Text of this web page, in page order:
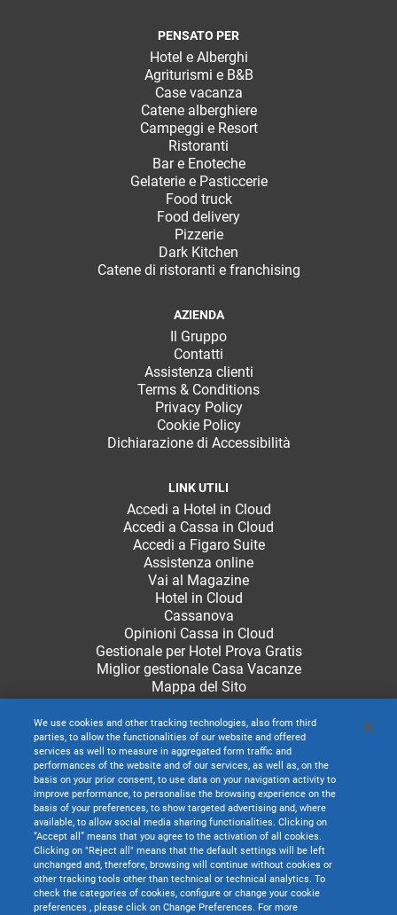
PENSATO PER
Hotel e Alberghi
Agriturismi e B&B
Case vacanza
Catene alberghiere
Campeggi e Resort
Ristoranti
Bar e Enoteche
Gelaterie e Pasticcerie
Food truck
Food delivery
Pizzerie
Dark Kitchen
Catene di ristoranti e franchising
AZIENDA
Il Gruppo
Contatti
Assistenza clienti
Terms & Conditions
Privacy Policy
Cookie Policy
Dichiarazione di Accessibilità
LINK UTILI
Accedi a Hotel in Cloud
Accedi a Cassa in Cloud
Accedi a Figaro Suite
Assistenza online
Vai al Magazine
Hotel in Cloud
Cassanova
Opinioni Cassa in Cloud
Gestionale per Hotel Prova Gratis
Miglior gestionale Casa Vacanze
Mappa del Sito
We use cookies and other tracking technologies, also from third
parties, to allow the functionalities of our website and offered
services as well to measure in aggregated form traffic and
performances of the website and of our services, as well as, on the
basis on your prior consent, to use data on your navigation activity to
improve performance, to personalise the browsing experience on the
basis of your preferences, to show targeted advertising and, where
available, to allow social media sharing functionalities. Clicking on
“Accept all” means that you agree to the activation of all cookies.
Clicking on "Reject all" means that the default settings will be left
unchanged and, therefore, browsing will continue without cookies or
other tracking tools other than technical or technical analytics. To
check the categories of cookies, configure or change your cookie
preferences , please click on Change Preferences. For more